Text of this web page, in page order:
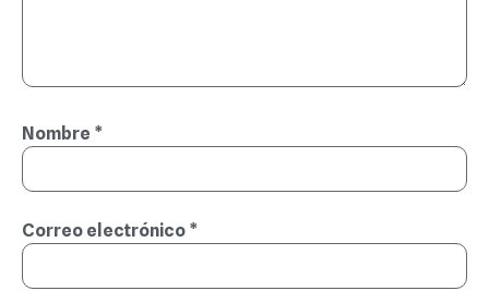
Nombre *
Correo electrónico *